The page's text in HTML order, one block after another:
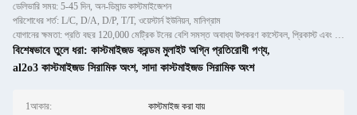
ডেলিভারি সময়: 5-45 দিন, অন-ডিমান্ড কাস্টমাইজেশন
পরিশোধের শর্ত: L/C, D/A, D/P, T/T, ওয়েস্টার্ন ইউনিয়ন, মানিগ্রাম
যোগানের ক্ষমতা: প্রতি বছর 120,000 মেট্রিক টনের বেশি সমস্ত অবাধ্য উপকরণ কাস্টেবল, প্রিকাস্ট এবং ইটগুলির জন্য
বিশেষভাবে তুলে ধরা: কাস্টমাইজড করন্ডম মুলাইট অগ্নি প্রতিরোধী পণ্য,
al2o3 কাস্টমাইজড সিরামিক অংশ, সাদা কাস্টমাইজড সিরামিক অংশ
1আকার: কাস্টমাইজ করা যায়